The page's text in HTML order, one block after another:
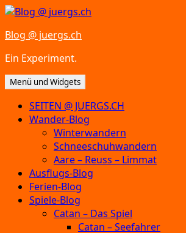
Zum
springen
Blog @ juergs.ch
Ein Experiment.
Menü und Widgets
SEITEN @ JUERGS.CH
Wander-Blog
Winterwandern
Schneeschuhwandern
Aare – Reuss – Limmat
Ausflugs-Blog
Ferien-Blog
Spiele-Blog
Catan – Das Spiel
Catan – Seefahrer